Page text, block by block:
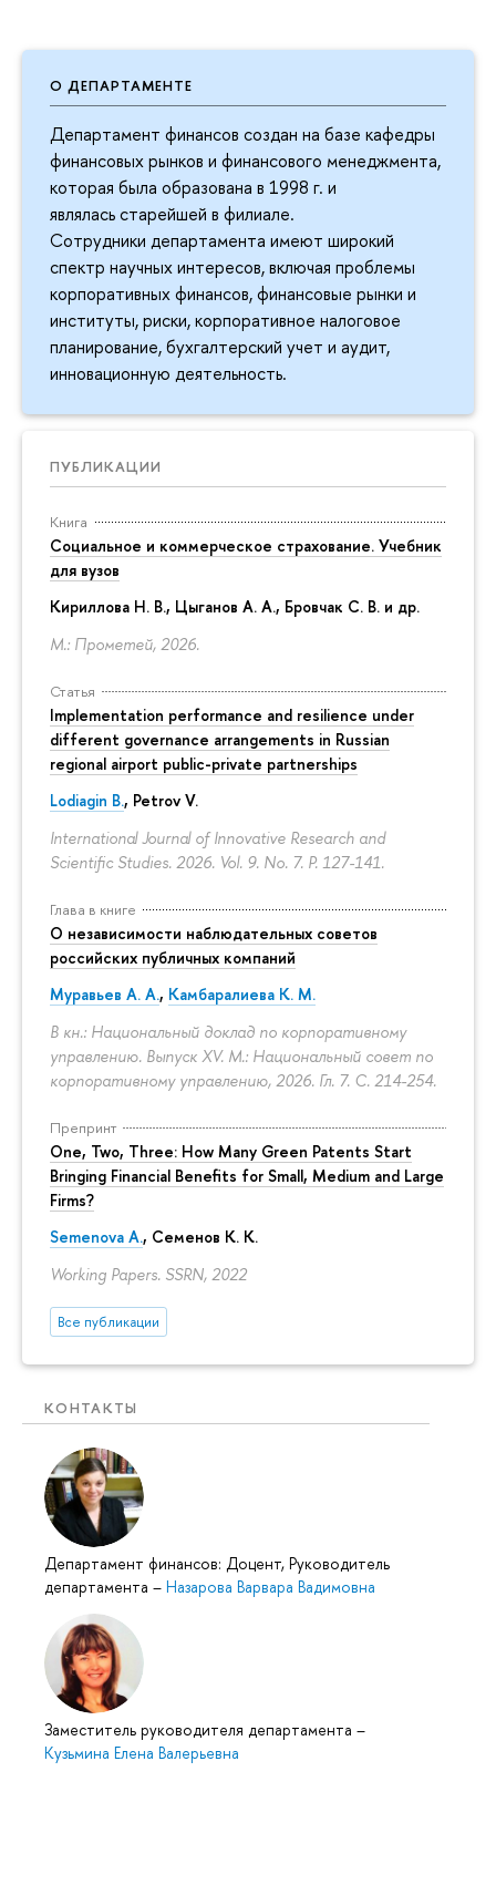
О ДЕПАРТАМЕНТЕ
Департамент финансов создан на базе кафедры
финансовых рынков и финансового менеджмента,
которая была образована в 1998 г. и
являлась старейшей в филиале.
Сотрудники департамента имеют широкий
спектр научных интересов, включая проблемы
корпоративных финансов, финансовые рынки и
институты, риски, корпоративное налоговое
планирование, бухгалтерский учет и аудит,
инновационную деятельность.
ПУБЛИКАЦИИ
Книга
Социальное и коммерческое страхование. Учебник
для вузов
Кириллова Н. В., Цыганов А. А., Бровчак С. В. и др.
М.: Прометей, 2026.
Статья
Implementation performance and resilience under
different governance arrangements in Russian
regional airport public-private partnerships
Lodiagin B., Petrov V.
International Journal of Innovative Research and
Scientific Studies. 2026. Vol. 9. No. 7. P. 127-141.
Глава в книге
О независимости наблюдательных советов
российских публичных компаний
Муравьев А. А., Камбаралиева К. М.
В кн.: Национальный доклад по корпоративному
управлению. Выпуск XV. М.: Национальный совет по
корпоративному управлению, 2026. Гл. 7. С. 214-254.
Препринт
One, Two, Three: How Many Green Patents Start
Bringing Financial Benefits for Small, Medium and Large
Firms?
Semenova A., Семенов К. К.
Working Papers. SSRN, 2022
Все публикации
КОНТАКТЫ
Департамент финансов: Доцент, Руководитель
департамента – Назарова Варвара Вадимовна
Заместитель руководителя департамента –
Кузьмина Елена Валерьевна